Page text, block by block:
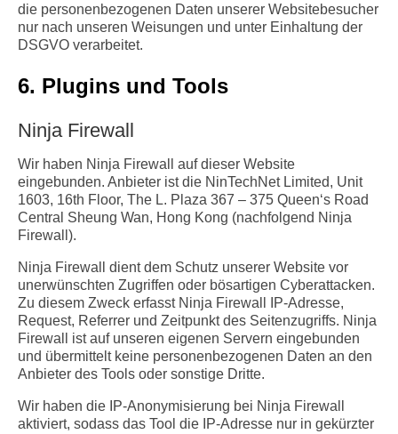
die personenbezogenen Daten unserer Websitebesucher
nur nach unseren Weisungen und unter Einhaltung der
DSGVO verarbeitet.
6. Plugins und Tools
Ninja Firewall
Wir haben Ninja Firewall auf dieser Website
eingebunden. Anbieter ist die NinTechNet Limited, Unit
1603, 16th Floor, The L. Plaza 367 – 375 Queen‘s Road
Central Sheung Wan, Hong Kong (nachfolgend Ninja
Firewall).
Ninja Firewall dient dem Schutz unserer Website vor
unerwünschten Zugriffen oder bösartigen Cyberattacken.
Zu diesem Zweck erfasst Ninja Firewall IP-Adresse,
Request, Referrer und Zeitpunkt des Seitenzugriffs. Ninja
Firewall ist auf unseren eigenen Servern eingebunden
und übermittelt keine personenbezogenen Daten an den
Anbieter des Tools oder sonstige Dritte.
Wir haben die IP-Anonymisierung bei Ninja Firewall
aktiviert, sodass das Tool die IP-Adresse nur in gekürzter